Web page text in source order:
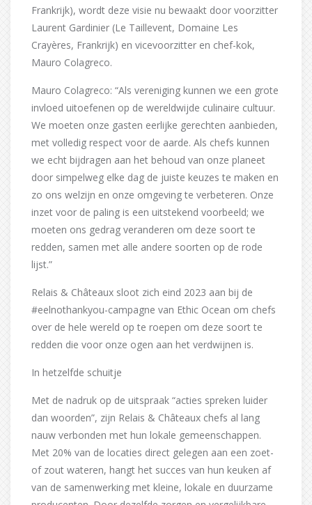
Frankrijk), wordt deze visie nu bewaakt door voorzitter
Laurent Gardinier (Le Taillevent, Domaine Les
Crayères, Frankrijk) en vicevoorzitter en chef-kok,
Mauro Colagreco.
Mauro Colagreco: “Als vereniging kunnen we een grote
invloed uitoefenen op de wereldwijde culinaire cultuur.
We moeten onze gasten eerlijke gerechten aanbieden,
met volledig respect voor de aarde. Als chefs kunnen
we echt bijdragen aan het behoud van onze planeet
door simpelweg elke dag de juiste keuzes te maken en
zo ons welzijn en onze omgeving te verbeteren. Onze
inzet voor de paling is een uitstekend voorbeeld; we
moeten ons gedrag veranderen om deze soort te
redden, samen met alle andere soorten op de rode
lijst.”
Relais & Châteaux sloot zich eind 2023 aan bij de
#eelnothankyou-campagne van Ethic Ocean om chefs
over de hele wereld op te roepen om deze soort te
redden die voor onze ogen aan het verdwijnen is.
In hetzelfde schuitje
Met de nadruk op de uitspraak “acties spreken luider
dan woorden”, zijn Relais & Châteaux chefs al lang
nauw verbonden met hun lokale gemeenschappen.
Met 20% van de locaties direct gelegen aan een zoet-
of zout wateren, hangt het succes van hun keuken af
van de samenwerking met kleine, lokale en duurzame